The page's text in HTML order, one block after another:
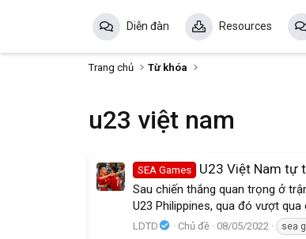
Diễn đàn Resources
Trang chủ Từ khóa
u23 việt nam
SEA Games U23 Việt Nam tự
Sau chiến thắng quan trọng ở
U23 Philippines, qua đó vượt
LDTD Chủ đề 08/05/2022 sea